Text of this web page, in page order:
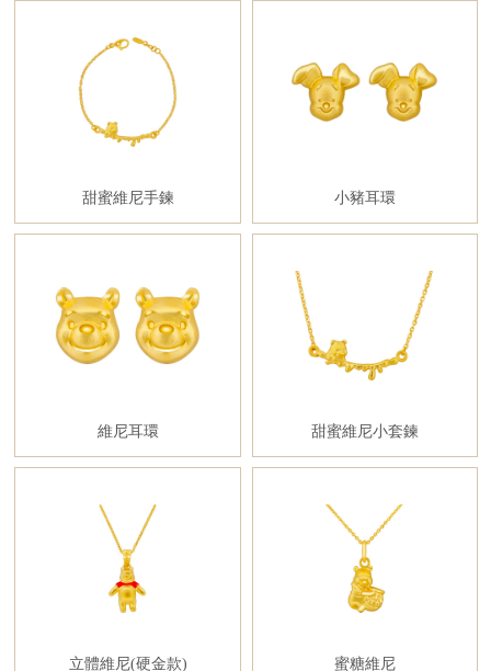
甜蜜維尼手鍊 小豬耳環
維尼耳環 甜蜜維尼小套鍊
立體維尼(硬金款) 蜜糖維尼